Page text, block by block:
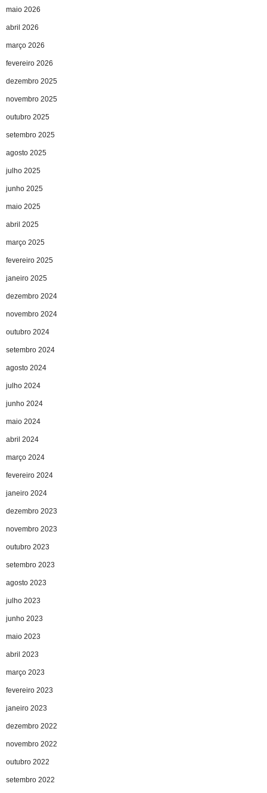
maio 2026
abril 2026
março 2026
fevereiro 2026
dezembro 2025
novembro 2025
outubro 2025
setembro 2025
agosto 2025
julho 2025
junho 2025
maio 2025
abril 2025
março 2025
fevereiro 2025
janeiro 2025
dezembro 2024
novembro 2024
outubro 2024
setembro 2024
agosto 2024
julho 2024
junho 2024
maio 2024
abril 2024
março 2024
fevereiro 2024
janeiro 2024
dezembro 2023
novembro 2023
outubro 2023
setembro 2023
agosto 2023
julho 2023
junho 2023
maio 2023
abril 2023
março 2023
fevereiro 2023
janeiro 2023
dezembro 2022
novembro 2022
outubro 2022
setembro 2022